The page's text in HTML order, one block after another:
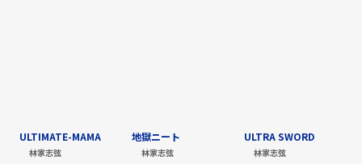
ULTIMATE-MAMA
林家志弦
地獄ニート
林家志弦
ULTRA SWORD
林家志弦